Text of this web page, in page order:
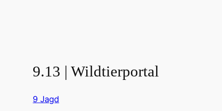
9.13 | Wildtierportal
9 Jagd